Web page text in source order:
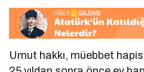
Umut hakkı, müebbet